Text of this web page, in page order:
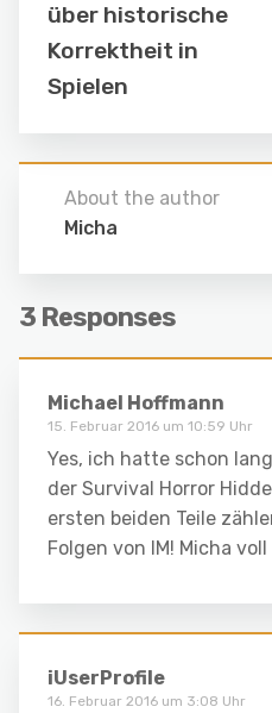
über historische
Korrektheit in
Spielen
About the author
Micha
3 Responses
Michael Hoffmann
15. Februar 2016 um 10:59 Uhr
Yes, ich hatte schon
der Survival Horror
ersten beiden Teile
Folgen von IM! Micha
iUserProfile
16. Februar 2016 um 3:08 Uhr